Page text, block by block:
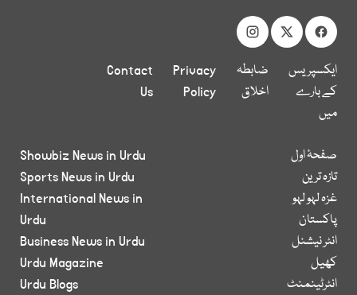
ایکسپریس
کے بارے
میں
ضابطہ
اخلاق
Privacy
Policy
Contact
Us
صفحۂ اول
تازہ ترین
غزہ لہو لہو
پاکستان
انٹر نیشنل
کھیل
انٹرٹینمنٹ
Showbiz News in Urdu
Sports News in Urdu
International News in
Urdu
Business News in Urdu
Urdu Magazine
Urdu Blogs